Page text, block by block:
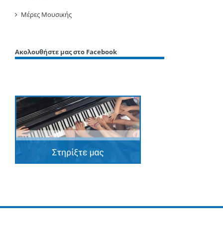
Μέρες Μουσικής
Ακολουθήστε μας στο Facebook